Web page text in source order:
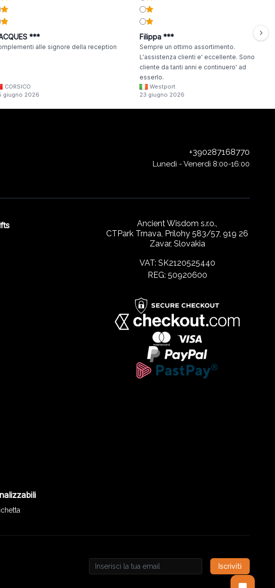
***
alle signore della reception
CORSICO
giugno 2026
Filippa ***
Sempre un ottimo assortimento.
L'assistenza clienti e' eccellente. Sono
cliente da tanti anni e continuero' ad
esserlo.
Westport
23 giugno 2026
+390287168770
Lunedì - Venerdì 8:00-16:00
Ancient Wisdom s.r.o.,
CTPark Trnava, Prílohy 583/57, 919 26
Zavar, Slovakia
VAT: SK2120525440
REG: 50920600
Email address
Iscriviti